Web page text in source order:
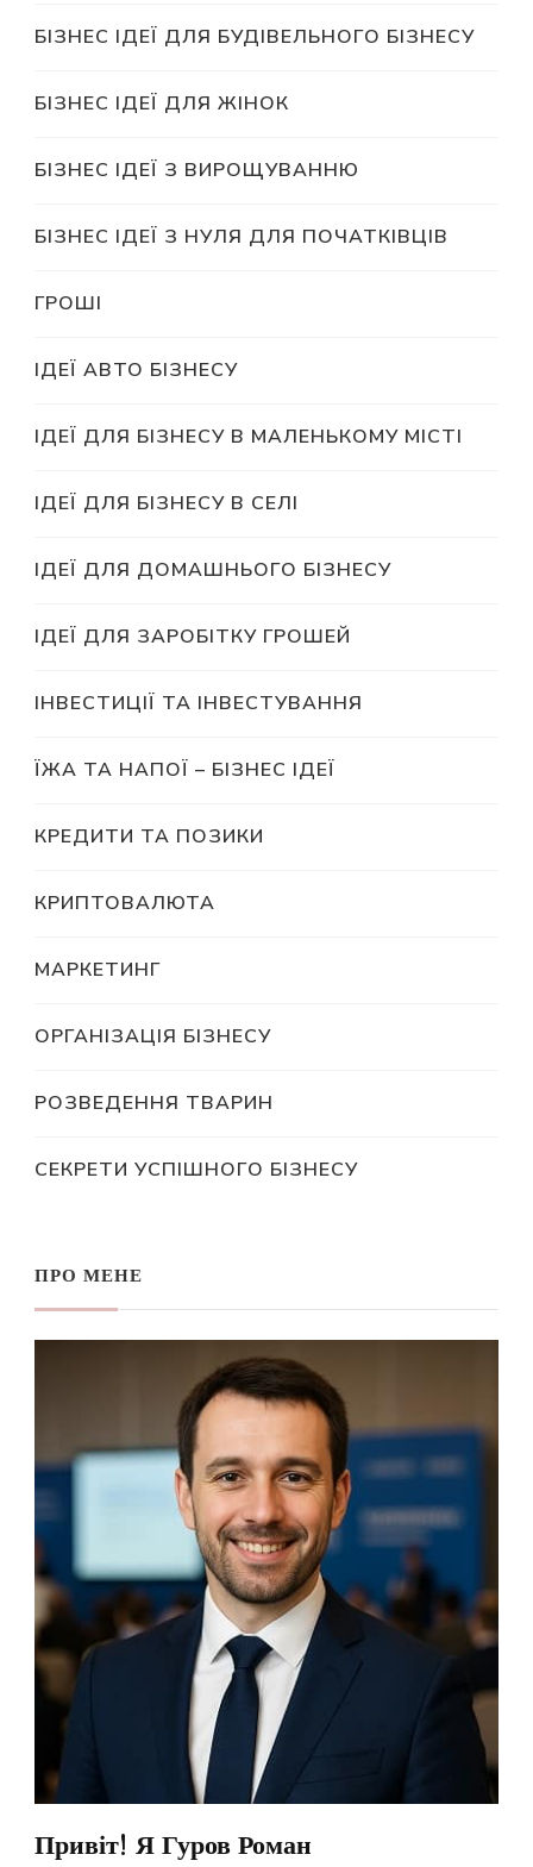
БІЗНЕС ІДЕЇ ДЛЯ БУДІВЕЛЬНОГО БІЗНЕСУ
БІЗНЕС ІДЕЇ ДЛЯ ЖІНОК
БІЗНЕС ІДЕЇ З ВИРОЩУВАННЮ
БІЗНЕС ІДЕЇ З НУЛЯ ДЛЯ ПОЧАТКІВЦІВ
ГРОШІ
ІДЕЇ АВТО БІЗНЕСУ
ІДЕЇ ДЛЯ БІЗНЕСУ В МАЛЕНЬКОМУ МІСТІ
ІДЕЇ ДЛЯ БІЗНЕСУ В СЕЛІ
ІДЕЇ ДЛЯ ДОМАШНЬОГО БІЗНЕСУ
ІДЕЇ ДЛЯ ЗАРОБІТКУ ГРОШЕЙ
ІНВЕСТИЦІЇ ТА ІНВЕСТУВАННЯ
ЇЖА ТА НАПОЇ – БІЗНЕС ІДЕЇ
КРЕДИТИ ТА ПОЗИКИ
КРИПТОВАЛЮТА
МАРКЕТИНГ
ОРГАНІЗАЦІЯ БІЗНЕСУ
РОЗВЕДЕННЯ ТВАРИН
СЕКРЕТИ УСПІШНОГО БІЗНЕСУ
ПРО МЕНЕ
Привіт! Я Гуров Роман